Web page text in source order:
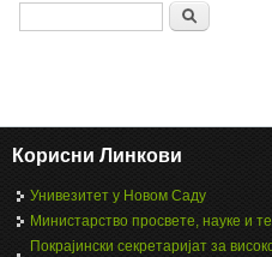
Search
Корисни Линкови
Унивезитет у Новом Саду
Министарство просвете, науке и
Покрајински секретаријат за